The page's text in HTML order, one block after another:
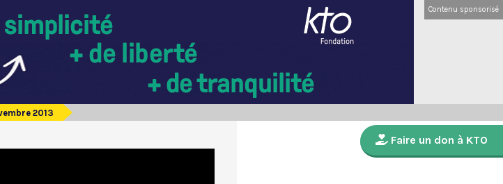
Contenu sponsorisé
2013
Faire un don à KTO